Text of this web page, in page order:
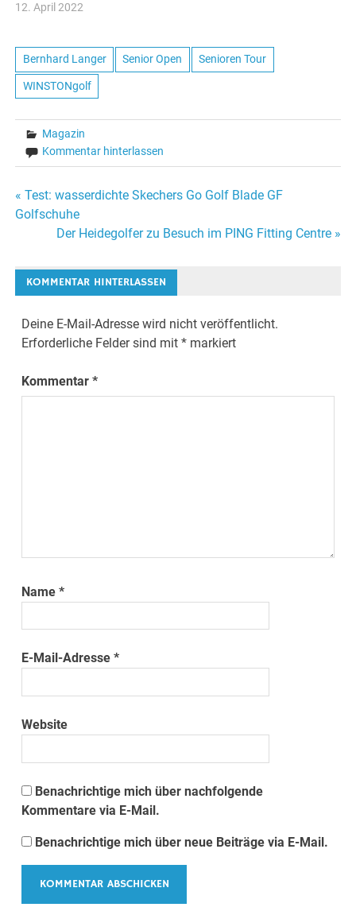
12. April 2022
Bernhard Langer Senior Open Senioren Tour
WINSTONgolf
Magazin
Kommentar hinterlassen
Beitragsnavigation
« Test: wasserdichte Skechers Go Golf Blade GF
Golfschuhe
Der Heidegolfer zu Besuch im PING Fitting Centre »
KOMMENTAR HINTERLASSEN
Deine E-Mail-Adresse wird nicht veröffentlicht.
Erforderliche Felder sind mit* markiert
Kommentar*
Name*
E-Mail-Adresse*
Website
Benachrichtige mich über nachfolgende
Kommentare via E-Mail.
Benachrichtige mich über neue Beiträge via E-Mail.